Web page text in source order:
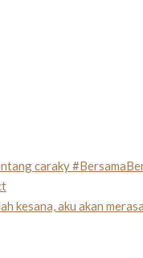
kesana, aku akan